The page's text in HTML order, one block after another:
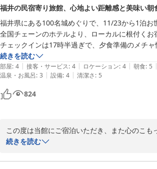
宝永旅館
2026-03-04
福井の民宿寄り旅館、心地よい距離感と美味い朝
福井県にある100名城めぐりで、11/23から1泊お
全国チェーンのホテルより、ローカルに根付くお
チェックインは17時半過ぎで、夕食準備のメチ
ないと思ってましたが、厨房担当さんがチェック
備が滞る感じではなさそうだったので一安心でし
を予約して部屋に案内していただきました。
お部屋は8畳にお布団が広げれば眠れる状態で用
ります〜。浴衣も柄が選べて嬉しかったです。他
ゴミは部屋にもゴミ箱がありましたが、分別廃棄
3Fの洗面台のところにありました。
お風呂はホワイトボードに利用時間を書き込む予
続きを読む
部屋: 4 | 接客・サービス: 4 | ロケーション: 4 | 朝食: 5 |
温泉・お風呂: 3 | 設備: 4 | 清潔さ: 5
824
この度は当館にご宿泊いただき、また心のこも
いただき誠にありがとうございます。
に存じます。チェックイン時やお部屋、浴衣に
続きを読む